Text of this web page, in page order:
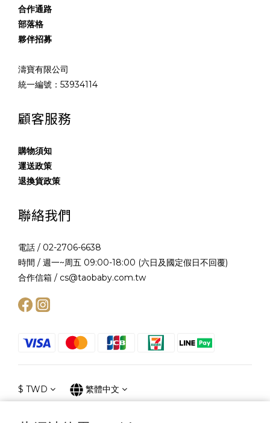
合作通路
部落格
夥伴招募
濤寶有限公司
統一編號：53934114
顧客服務
購物須知
運送政策
退換貨政策
聯絡我們
電話 / 02-2706-6638
時間 / 週一~周五 09:00-18:00 (六日及國定假日不回覆)
合作信箱 / cs@taobaby.com.tw
$ TWD 繁體中文